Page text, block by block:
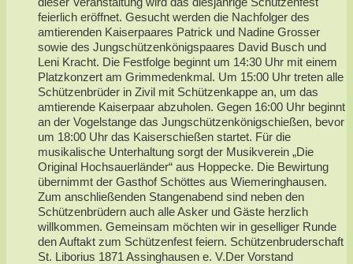
feierlich eröffnet. Gesucht werden die Nachfolger des
amtierenden Kaiserpaares Patrick und Nadine Grosser
sowie des Jungschützenkönigspaares David Busch und
Leni Kracht. Die Festfolge beginnt um 14:30 Uhr mit einem
Platzkonzert am Grimmedenkmal. Um 15:00 Uhr treten alle
Schützenbrüder in Zivil mit Schützenkappe an, um das
amtierende Kaiserpaar abzuholen. Gegen 16:00 Uhr beginnt
an der Vogelstange das Jungschützenkönigschießen, bevor
um 18:00 Uhr das Kaiserschießen startet. Für die
musikalische Unterhaltung sorgt der Musikverein „Die
Original Hochsauerländer“ aus Hoppecke. Die Bewirtung
übernimmt der Gasthof Schöttes aus Wiemeringhausen.
Zum anschließenden Stangenabend sind neben den
Schützenbrüdern auch alle Asker und Gäste herzlich
willkommen. Gemeinsam möchten wir in geselliger Runde
den Auftakt zum Schützenfest feiern. Schützenbruderschaft
St. Liborius 1871 Assinghausen e. V.Der Vorstand